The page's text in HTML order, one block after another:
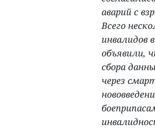
аварий с
Всего
инвалидов
объявили,
сбора
через